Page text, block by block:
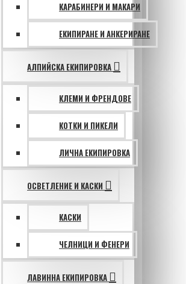
КАРАБИНЕРИ И МАКАРИ
ЕКИПИРАНЕ И АНКЕРИРАНЕ
АЛПИЙСКА ЕКИПИРОВКА
КЛЕМИ И ФРЕНДОВЕ
КОТКИ И ПИКЕЛИ
ЛИЧНА ЕКИПИРОВКА
ОСВЕТЛЕНИЕ И КАСКИ
КАСКИ
ЧЕЛНИЦИ И ФЕНЕРИ
ЛАВИННА ЕКИПИРОВКА